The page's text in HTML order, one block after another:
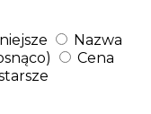
Nazwa
Cena